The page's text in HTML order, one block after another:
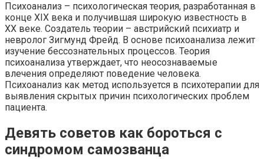
Психоанализ – психологическая теория, разработанная в
конце XIX века и получившая широкую известность в
XX веке. Создатель теории – австрийский психиатр и
невролог Зигмунд Фрейд. В основе психоанализа лежит
изучение бессознательных процессов. Теория
психоанализа утверждает, что неосознаваемые
влечения определяют поведение человека.
Психоанализ как метод используется в психотерапии для
выявления скрытых причин психологических проблем
пациента.
Девять советов как бороться с
синдромом самозванца